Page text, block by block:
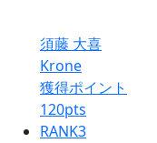
須藤 大喜
Krone
獲得ポイント
120pts
RANK3